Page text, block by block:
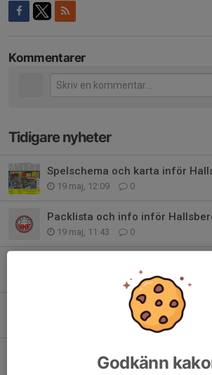
Kommentarer
Tidigare nyheter
Spelschema och karta inför
19 maj, 12:09 0
Packlista och info inför
19 maj, 11:43 0
7
Träning inför Hallsberg
0
Inför morgondagen
27 mar, 13:52 0
Godkänn